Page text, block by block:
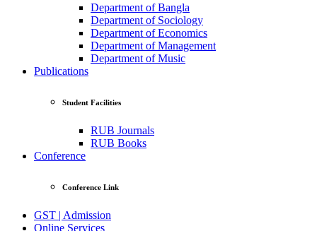
Department of Bangla
Department of Sociology
Department of Economics
Department of Management
Department of Music
Publications
Student Facilities
RUB Journals
RUB Books
Conference
Conference Link
GST | Admission
Online Services